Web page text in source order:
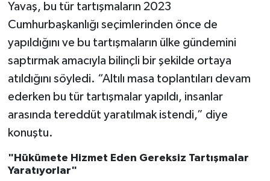
Yavaş, bu tür tartışmaların 2023
Cumhurbaşkanlığı seçimlerinden önce de
yapıldığını ve bu tartışmaların ülke gündemini
saptırmak amacıyla bilinçli bir şekilde ortaya
atıldığını söyledi. “Altılı masa toplantıları devam
ederken bu tür tartışmalar yapıldı, insanlar
arasında tereddüt yaratılmak istendi,” diye
konuştu.
"Hükümete Hizmet Eden Gereksiz Tartışmalar
Yaratıyorlar"